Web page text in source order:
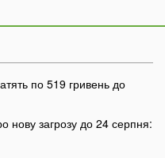
по 519 гривень до
нову загрозу до 24 серпня: